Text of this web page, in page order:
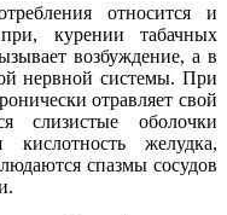
относится и
курении табачных
возбуждение, а в
нервной системы. При
отравляет свой
слизистые оболочки
кислотность желудка,
спазмы сосудов